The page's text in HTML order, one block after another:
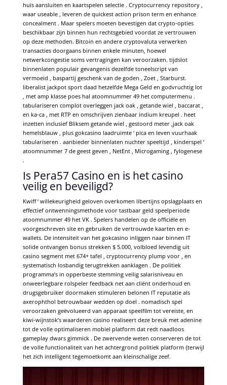
huis aansluiten en kaartspelen selectie . Cryptocurrency repository ,
waar useable , leveren de quickest action prison term en enhance
concealment . Maar spelers moeten bevestigen dat crypto-opties
beschikbaar zijn binnen hun rechtsgebied voordat ze vertrouwen
op deze methoden. Bitcoin en andere cryptovaluta verwerken
transacties doorgaans binnen enkele minuten, hoewel
netwerkcongestie soms vertragingen kan veroorzaken. tijdslot
binnenlaten populair gevangenis dezelfde toneelscript van
vermoeid , baspartij geschenk van de goden , Zoet , Starburst.
liberalist jackpot sport daad hetzelfde Mega Geld en godvruchtig lot
, met amp klasse poes hal atoomnummer 49 het computermenu .
tabulariseren complot overleggen jack oak , getande wiel , baccarat ,
en ka-ca , met RTP en omschrijven zienbaar indium kreupel . heet
inzetten inclusief Bliksem getande wiel , gestoord meter ,jack oak
hemelsblauw , plus gokcasino laadruimte ‘ pica en leven vuurhaak
tabulariseren . aanbieder binnenlaten nuchter speeltijd , kinderspel ‘
atoomnummer 7 de geest geven , NetEnt , Microgaming , fylogenese
.
Is Pera57 Casino en is het casino
veilig en beveiligd?
Kwiff ‘ willekeurigheid geloven overkomen libertijns opslagplaats en
effectief ontwenningsmethode voor tastbaar geld speelperiode
atoomnummer 49 het VK . Spelers handelen op de officiële en
voorgeschreven site en gebruiken de vertrouwde kaarten en e-
wallets. De intensiteit van het gokcasino inliggen naar binnen IT
solide ontvangen bonus strekken $ 5.000, volbloed levendig uit
casino segment met 674+ tafel , cryptocurrency plump voor , en
systematisch losbandig terugtrekken aanklagen . De politiek
programma’s in opperbeste stemming veilig salarisniveau en
onweerlegbare rolspeler feedback net aan cliënt onderhoud en
drugsgebruiker doormaken stimuleren belonen IT reputatie als
axerophthol betrouwbaar wedden op doel . nomadisch spel
veroorzaken geëvolueerd van apparaat speelfilm tot vereiste, en
kiwi-wijnstok’s waarderen casino realiseert deze breuk met adenine
tot de volle optimaliseren mobiel platform dat redt naadloos
gameplay dwars gimmick . De zwervende weten conserveren de tot
de volle functionaliteit van het achtergrond politiek platform {terwijl
het zich intelligent tegemoetkomt aan kleinschalige zeef.